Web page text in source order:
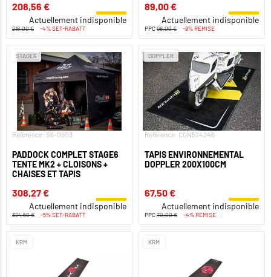
208,56 €
Actuellement indisponible
218,00 € -4% SET-RABATT
89,00 €
Actuellement indisponible
PPC98,00 € -9% REMISE
STAGE6
Référence: S6-0603
PADDOCK COMPLET STAGE6
TENTE MK2 + CLOISONS +
CHAISES ET TAPIS
308,27 €
Actuellement indisponible
324,50 € -5% SET-RABATT
DOPPLER
Référence: CGN524246
TAPIS ENVIRONNEMENTAL
DOPPLER 200X100CM
67,50 €
Actuellement indisponible
PPC70,00 € -4% REMISE
KRM KRM